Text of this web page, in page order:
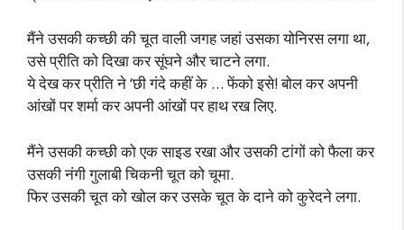
मैंने उसकी कच्छी की चूत वाली जगह जहां उसका योनिरस लगा था,
उसे प्रीति को दिखा कर सूंघने और चाटने लगा.
ये देख कर प्रीति ने ‘छी गंदे कहीं के … फेंको इसे! बोल कर अपनी
आंखों पर शर्मा कर अपनी आंखों पर हाथ रख लिए.
मैंने उसकी कच्छी को एक साइड रखा और उसकी टांगों को फैला कर
उसकी नंगी गुलाबी चिकनी चूत को चूमा.
फिर उसकी चूत को खोल कर उसके चूत के दाने को कुरेदने लगा.